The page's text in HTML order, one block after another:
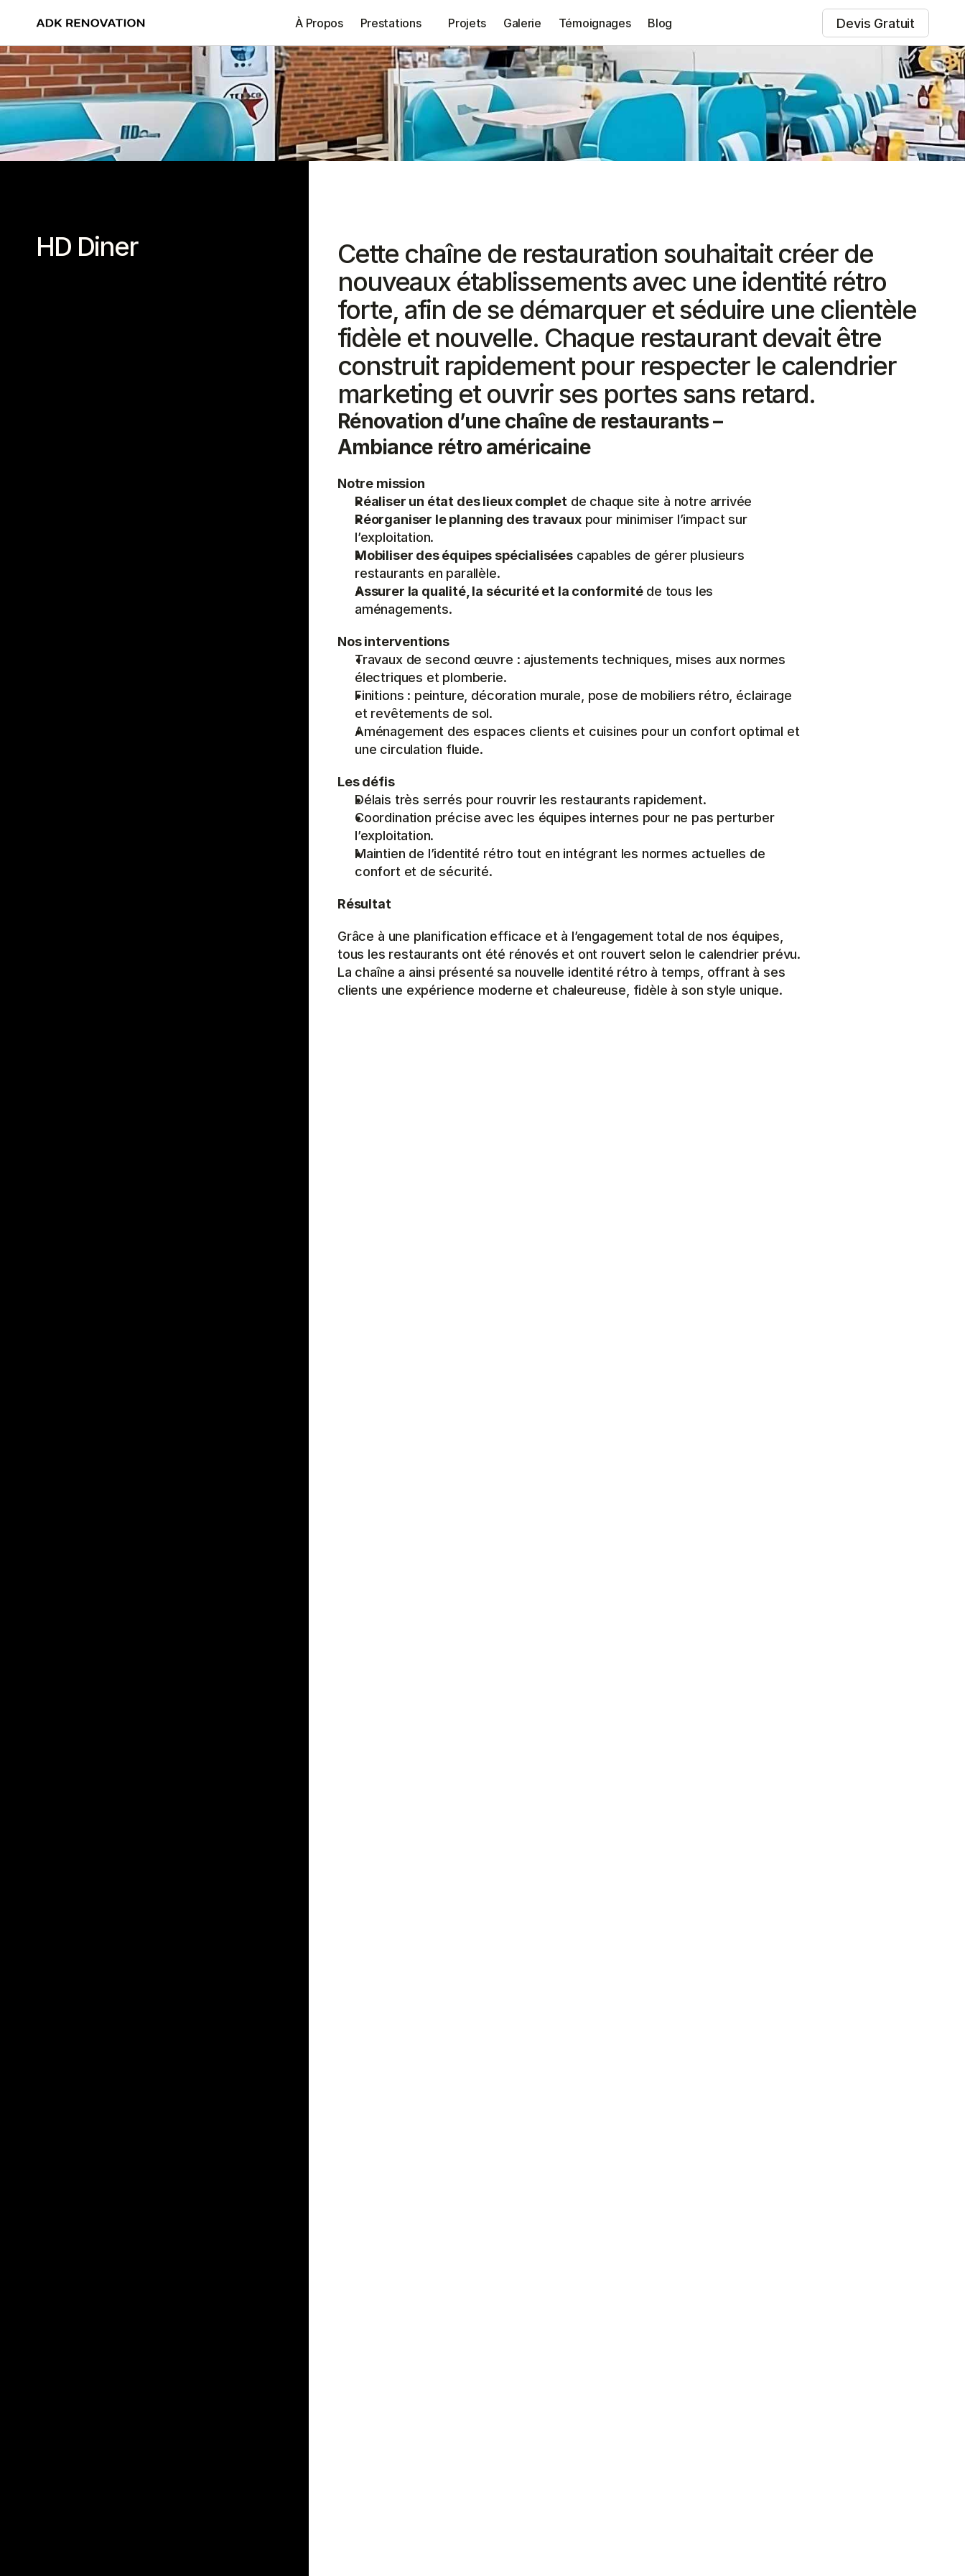
À Propos Prestations Projets Galerie Témoignages Blog Devis Gratuit
HD Diner
Cette chaîne de restauration souhaitait créer de
nouveaux établissements avec une identité rétro
forte, afin de se démarquer et séduire une clientèle
fidèle et nouvelle. Chaque restaurant devait être
construit rapidement pour respecter le calendrier
marketing et ouvrir ses portes sans retard.
Rénovation d’une chaîne de restaurants –
Ambiance rétro américaine
Notre mission
Réaliser un état des lieux complet de chaque site à notre arrivée
Réorganiser le planning des travaux pour minimiser l’impact sur
l’exploitation.
Mobiliser des équipes spécialisées capables de gérer plusieurs
restaurants en parallèle.
Assurer la qualité, la sécurité et la conformité de tous les
aménagements.
Nos interventions
Travaux de second œuvre : ajustements techniques, mises aux normes
électriques et plomberie.
Finitions : peinture, décoration murale, pose de mobiliers rétro, éclairage
et revêtements de sol.
Aménagement des espaces clients et cuisines pour un confort optimal et
une circulation fluide.
Les défis
Délais très serrés pour rouvrir les restaurants rapidement.
Coordination précise avec les équipes internes pour ne pas perturber
l’exploitation.
Maintien de l’identité rétro tout en intégrant les normes actuelles de
confort et de sécurité.
Résultat
Grâce à une planification efficace et à l’engagement total de nos équipes,
tous les restaurants ont été rénovés et ont rouvert selon le calendrier prévu.
La chaîne a ainsi présenté sa nouvelle identité rétro à temps, offrant à ses
clients une expérience moderne et chaleureuse, fidèle à son style unique.